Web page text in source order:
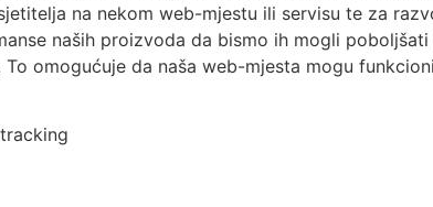
na nekom web-mjestu ili servisu te za
naših proizvoda da bismo ih mogli
omogućuje da naša web-mjesta mogu